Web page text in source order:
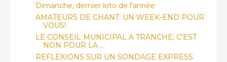
Dimanche, dernier loto de l'année
AMATEURS DE CHANT: UN WEEK-END POUR
VOUS!
LE CONSEIL MUNICIPAL A TRANCHE: C'EST
NON POUR LA ...
REFLEXIONS SUR UN SONDAGE EXPRESS